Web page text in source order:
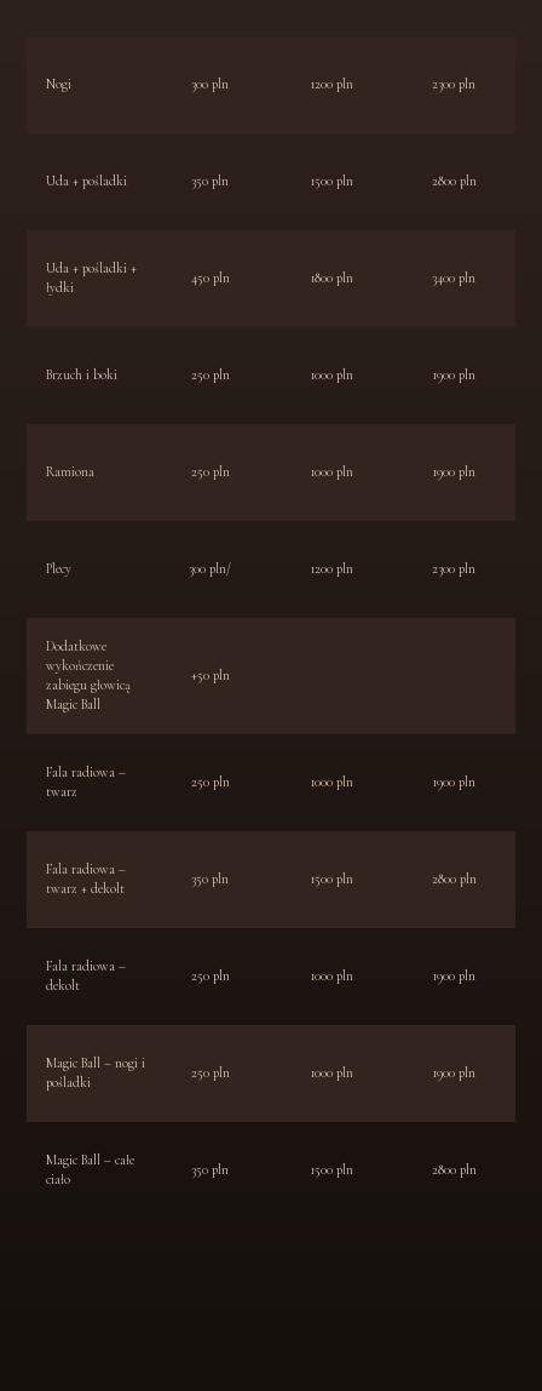
Nogi 300 pln 1200 pln 2300 pln
Uda + pośladki 350 pln 1500 pln 2800 pln
Uda + pośladki +
łydki
450 pln 1800 pln 3400 pln
Brzuch i boki 250 pln 1000 pln 1900 pln
Ramiona 250 pln 1000 pln 1900 pln
Plecy 300 pln/ 1200 pln 2300 pln
Dodatkowe
wykończenie
zabiegu głowicą
Magic Ball
+50 pln
Fala radiowa –
twarz
250 pln 1000 pln 1900 pln
Fala radiowa –
twarz + dekolt
350 pln 1500 pln 2800 pln
Fala radiowa –
dekolt
250 pln 1000 pln 1900 pln
Magic Ball – nogi i
pośladki
250 pln 1000 pln 1900 pln
Magic Ball – całe
ciało
350 pln 1500 pln 2800 pln